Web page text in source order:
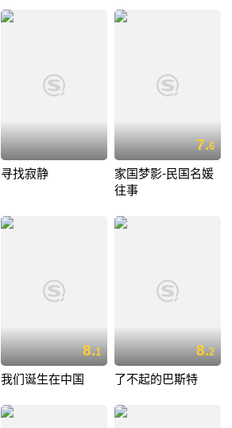
寻找寂静
7.6
家国梦影-民国名媛
往事
8.1
我们诞生在中国
8.2
了不起的巴斯特